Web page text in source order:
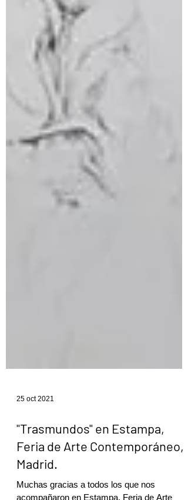
"Trasmundos" en Estampa,
Feria de Arte Contemporáneo,
Madrid.